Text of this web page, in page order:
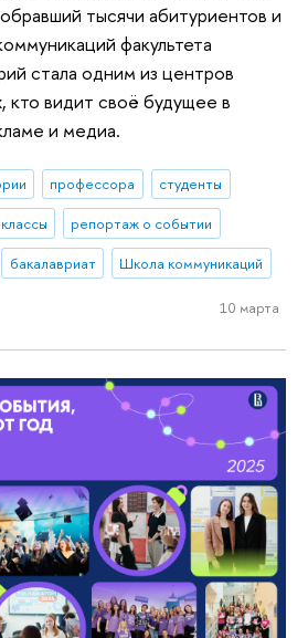
тысячи абитуриентов и
факультета
стала одним из центров
кто видит своё будущее в
и медиа.
профессора
студенты
репортаж о событии
бакалавриат Школа коммуникаций
10 марта